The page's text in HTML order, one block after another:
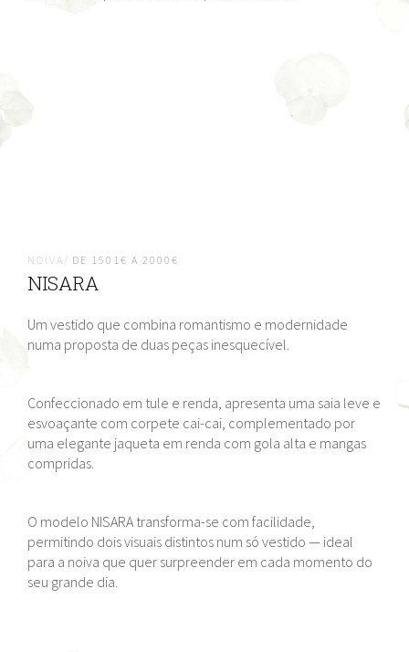
NOIVA/ DE 1501€ A 2000€
NISARA
Um vestido que combina romantismo e modernidade
numa proposta de duas peças inesquecível.
Confeccionado em tule e renda, apresenta uma saia leve e
esvoaçante com corpete cai-cai, complementado por
uma elegante jaqueta em renda com gola alta e mangas
compridas.
O modelo NISARA transforma-se com facilidade,
permitindo dois visuais distintos num só vestido — ideal
para a noiva que quer surpreender em cada momento do
seu grande dia.